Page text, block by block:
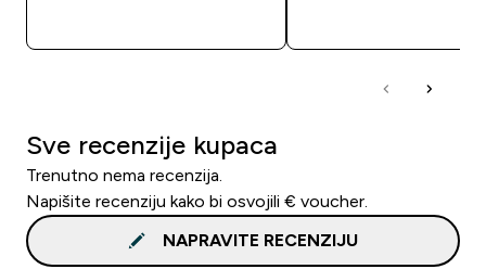
Sve recenzije kupaca
Trenutno nema recenzija.
Napišite recenziju kako bi osvojili € voucher.
NAPRAVITE RECENZIJU